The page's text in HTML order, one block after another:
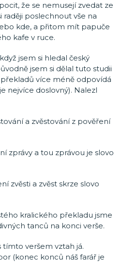
že se nemusejí zvedat ze
raději poslechnout vše na
kde, a přitom mít papuče
kafe v ruce.
jsem si hledal český
jsem si dělal tuto studii
více méně odpovídá
nejvíce doslovný). Nalezl
a zvěstování z pověření
zprávy a tou zprávou je slovo
zvěsti a zvěst skrze slovo
kralického překladu jsme
tanců na konci verše.
tímto veršem vztah já.
(konec konců náš farář je